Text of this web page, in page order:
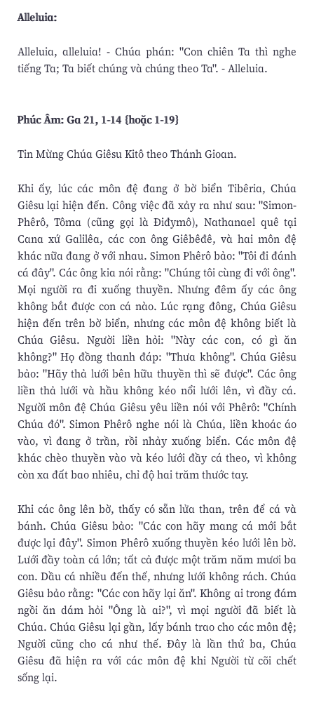
Alleluia:
Alleluia, alleluia! - Chúa phán: "Con chiên Ta thì nghe
tiếng Ta; Ta biết chúng và chúng theo Ta". - Alleluia.
Phúc Âm: Ga 21, 1-14 {hoặc 1-19}
Tin Mừng Chúa Giêsu Kitô theo Thánh Gioan.
Khi ấy, lúc các môn đệ đang ở bờ biển Tibêria, Chúa
Giêsu lại hiện đến. Công việc đã xảy ra như sau: "Simon-
Phêrô, Tôma (cũng gọi là Ðiđymô), Nathanael quê tại
Cana xứ Galilêa, các con ông Giêbêđê, và hai môn đệ
khác nữa đang ở với nhau. Simon Phêrô bảo: "Tôi đi đánh
cá đây". Các ông kia nói rằng: "Chúng tôi cùng đi với ông".
Mọi người ra đi xuống thuyền. Nhưng đêm ấy các ông
không bắt được con cá nào. Lúc rạng đông, Chúa Giêsu
hiện đến trên bờ biển, nhưng các môn đệ không biết là
Chúa Giêsu. Người liền hỏi: "Này các con, có gì ăn
không?" Họ đồng thanh đáp: "Thưa không". Chúa Giêsu
bảo: "Hãy thả lưới bên hữu thuyền thì sẽ được". Các ông
liền thả lưới và hầu không kéo nổi lưới lên, vì đầy cá.
Người môn đệ Chúa Giêsu yêu liền nói với Phêrô: "Chính
Chúa đó". Simon Phêrô nghe nói là Chúa, liền khoác áo
vào, vì đang ở trần, rồi nhảy xuống biển. Các môn đệ
khác chèo thuyền vào và kéo lưới đầy cá theo, vì không
còn xa đất bao nhiêu, chỉ độ hai trăm thước tay.
Khi các ông lên bờ, thấy có sẵn lửa than, trên để cá và
bánh. Chúa Giêsu bảo: "Các con hãy mang cá mới bắt
được lại đây". Simon Phêrô xuống thuyền kéo lưới lên bờ.
Lưới đầy toàn cá lớn; tất cả được một trăm năm mươi ba
con. Dầu cá nhiều đến thế, nhưng lưới không rách. Chúa
Giêsu bảo rằng: "Các con hãy lại ăn". Không ai trong đám
ngồi ăn dám hỏi "Ông là ai?", vì mọi người đã biết là
Chúa. Chúa Giêsu lại gần, lấy bánh trao cho các môn đệ;
Người cũng cho cá như thế. Ðây là lần thứ ba, Chúa
Giêsu đã hiện ra với các môn đệ khi Người từ cõi chết
sống lại.